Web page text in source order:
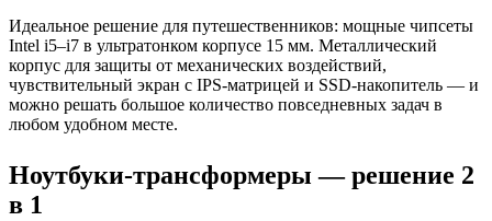
Идеальное решение для путешественников: мощные чипсеты
Intel i5–i7 в ультратонком корпусе 15 мм. Металлический
корпус для защиты от механических воздействий,
чувствительный экран с IPS-матрицей и SSD-накопитель — и
можно решать большое количество повседневных задач в
любом удобном месте.
Ноутбуки-трансформеры — решение 2
в 1